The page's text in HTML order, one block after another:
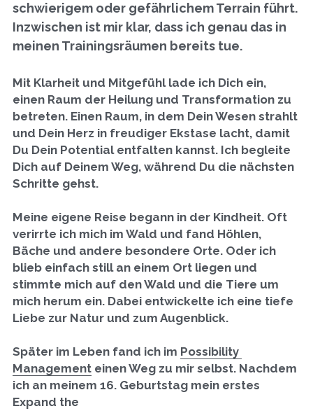
schwierigem oder gefährlichem Terrain führt.
Inzwischen ist mir klar, dass ich genau das in
meinen Trainingsräumen bereits tue.
Mit Klarheit und Mitgefühl lade ich Dich ein,
einen Raum der Heilung und Transformation zu
betreten. Einen Raum, in dem Dein Wesen strahlt
und Dein Herz in freudiger Ekstase lacht, damit
Du Dein Potential entfalten kannst. Ich begleite
Dich auf Deinem Weg, während Du die nächsten
Schritte gehst.
Meine eigene Reise begann in der Kindheit. Oft
verirrte ich mich im Wald und fand Höhlen,
Bäche und andere besondere Orte. Oder ich
blieb einfach still an einem Ort liegen und
stimmte mich auf den Wald und die Tiere um
mich herum ein. Dabei entwickelte ich eine tiefe
Liebe zur Natur und zum Augenblick.
Später im Leben fand ich im Possibility
Management einen Weg zu mir selbst. Nachdem
ich an meinem 16. Geburtstag mein erstes
Expand the